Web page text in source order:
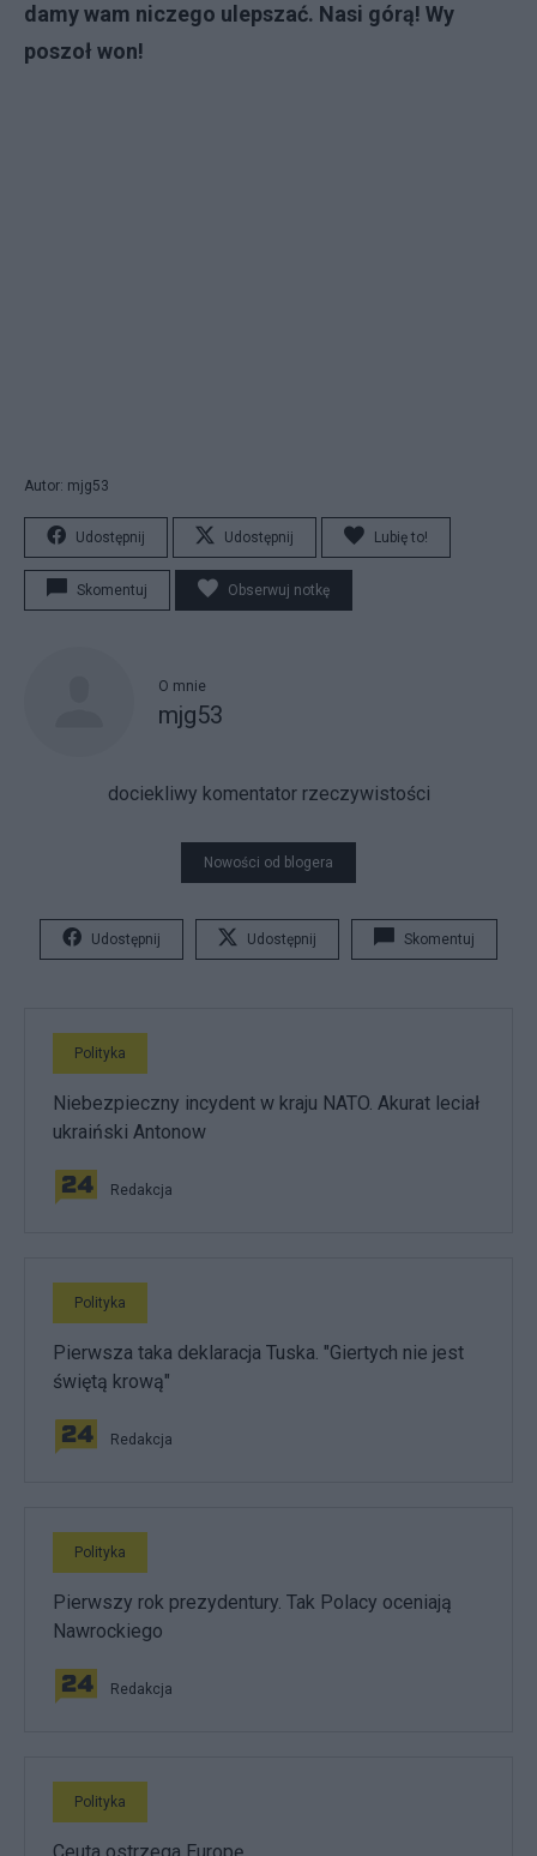
damy wam niczego ulepszać. Nasi górą! Wy
poszoł won!
Autor: mjg53
Udostępnij Udostępnij Lubię to!
Skomentuj Obserwuj notkę
O mnie
mjg53
dociekliwy komentator rzeczywistości
Nowości od blogera
Udostępnij Udostępnij Skomentuj
Polityka
Niebezpieczny incydent w kraju NATO. Akurat leciał
ukraiński Antonow
Redakcja
Polityka
Pierwsza taka deklaracja Tuska. "Giertych nie jest
świętą krową"
Redakcja
Polityka
Pierwszy rok prezydentury. Tak Polacy oceniają
Nawrockiego
Redakcja
Polityka
Ceuta ostrzega Europę